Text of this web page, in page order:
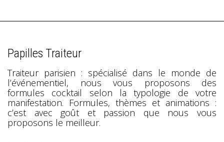
Papilles Traiteur
Traiteur parisien : spécialisé dans le monde de
l’événementiel, nous vous proposons des
formules cocktail selon la typologie de votre
manifestation. Formules, thèmes et animations :
c’est avec goût et passion que nous vous
proposons le meilleur.